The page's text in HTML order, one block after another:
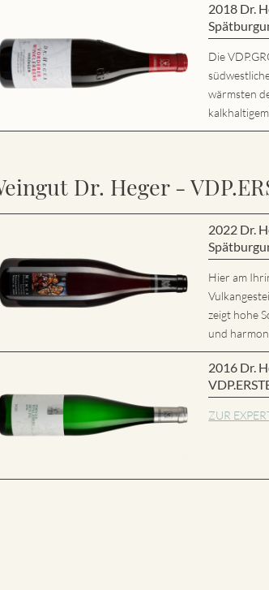
2018 Dr.
Die
wärmsten
Dr. Heger -
2022 Dr.
Hier am
zeigt hohe
und
2016 Dr.
ZUR